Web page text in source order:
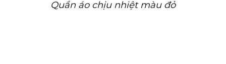
Quần áo chịu nhiệt màu đỏ